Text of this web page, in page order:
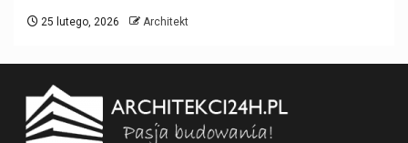
25 lutego, 2026 Architekt